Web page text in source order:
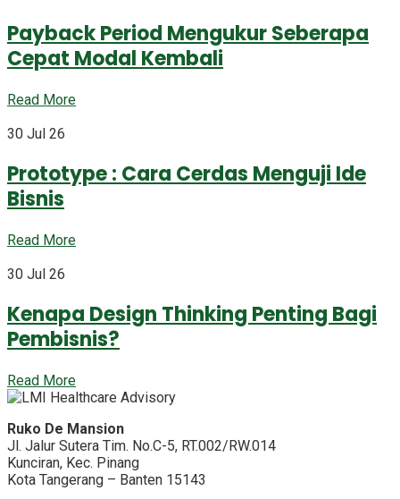
Payback Period Mengukur Seberapa
Cepat Modal Kembali
Read More
30 Jul 26
Prototype : Cara Cerdas Menguji Ide
Bisnis
Read More
30 Jul 26
Kenapa Design Thinking Penting Bagi
Pembisnis?
Read More
Ruko De Mansion
Jl. Jalur Sutera Tim. No.C-5, RT.002/RW.014
Kunciran, Kec. Pinang
Kota Tangerang – Banten 15143